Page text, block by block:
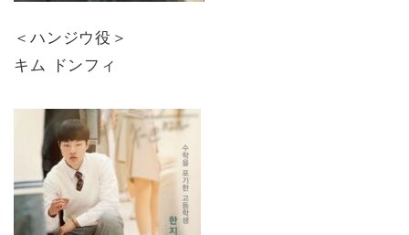
＜ハンジウ役＞
キム ドンフィ